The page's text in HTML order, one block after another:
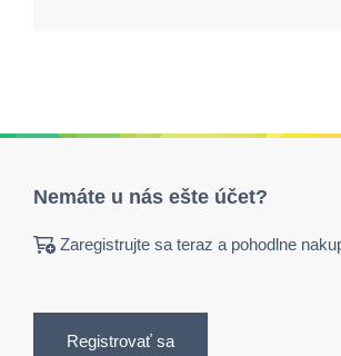
Nemáte u nás ešte účet?
Zaregistrujte sa teraz a pohodlne
Registrovať sa